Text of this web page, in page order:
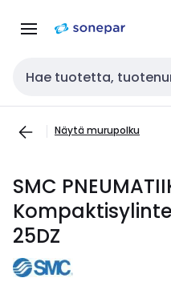
navigointiinsisältöön
Haku
Näytä murupolku
SMC
25DZ